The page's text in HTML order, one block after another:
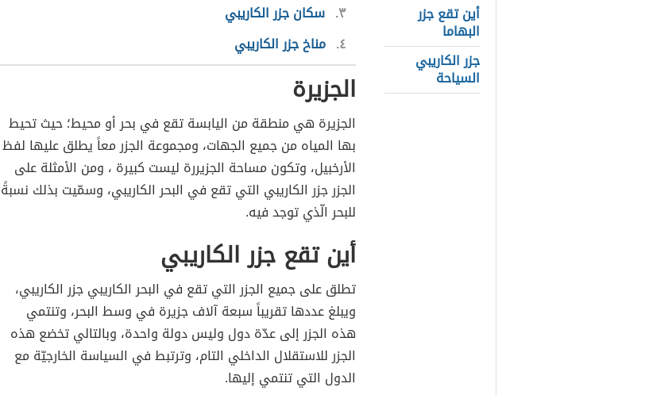
أين تقع جزر
البهاما
جزر الكاريبي
السياحة
٣ سكان جزر الكاريبي
٤ مناخ جزر الكاريبي
الجزيرة
الجزيرة هي منطقة من اليابسة تقع في بحر أو محيط؛ حيث تحيط
بها المياه من جميع الجهات، ومجموعة الجزر معاً يطلق عليها لفظ
الأرخبيل، وتكون مساحة الجزيررة ليست كبيرة ، ومن الأمثلة على
الجزر جزر الكاريبي التي تقع في البحر الكاريبي، وسمّيت بذلك نسبةً
للبحر الّذي توجد فيه.
أين تقع جزر الكاريبي
تطلق على جميع الجزر التي تقع في البحر الكاريبي جزر الكاريبي،
ويبلغ عددها تقريباً سبعة آلاف جزيرة في وسط البحر، وتنتمي
هذه الجزر إلى عدّة دول وليس دولة واحدة، وبالتالي تخضع هذه
الجزر للاستقلال الداخلي التام، وترتبط في السياسة الخارجيّة مع
الدول التي تنتمي إليها.